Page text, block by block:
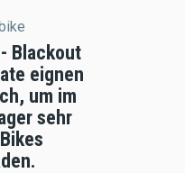
- Blackout
eignen
um im
sehr